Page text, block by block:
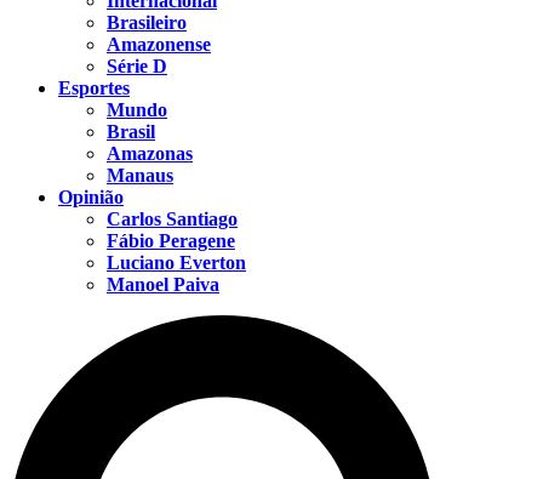
Brasileiro
Amazonense
Série D
Esportes
Mundo
Brasil
Amazonas
Manaus
Opinião
Carlos Santiago
Fábio Peragene
Luciano Everton
Manoel Paiva